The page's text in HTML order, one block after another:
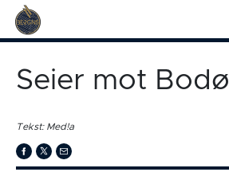
Seier mot Bodø
Tekst: Med!a